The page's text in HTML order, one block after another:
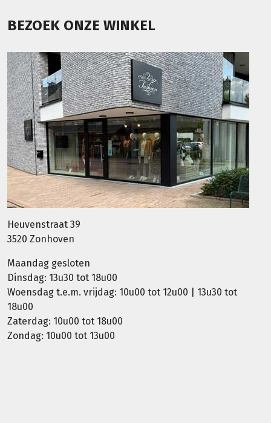
BEZOEK ONZE WINKEL
Heuvenstraat 39
3520 Zonhoven
Maandag gesloten
Dinsdag: 13u30 tot 18u00
Woensdag t.e.m. vrijdag: 10u00 tot 12u00 | 13u30 tot
18u00
Zaterdag: 10u00 tot 18u00
Zondag: 10u00 tot 13u00